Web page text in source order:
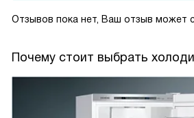
Отзывов пока нет, Ваш отзыв может
Почему стоит выбрать